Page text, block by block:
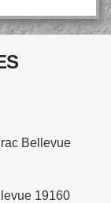
Bellevue
19160